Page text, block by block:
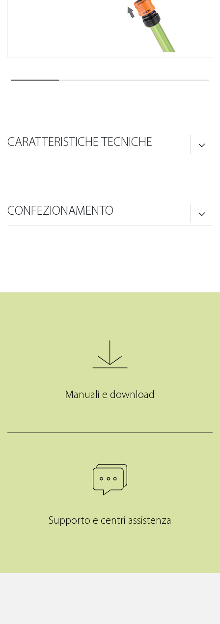
CARATTERISTICHE TECNICHE
CONFEZIONAMENTO
Manuali e download
Supporto e centri assistenza